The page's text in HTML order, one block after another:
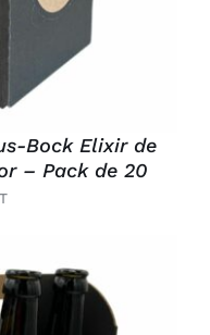
Bock Elixir de
– Pack de 20